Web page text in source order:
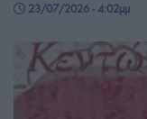
23/07/2026 - 4:02μμ